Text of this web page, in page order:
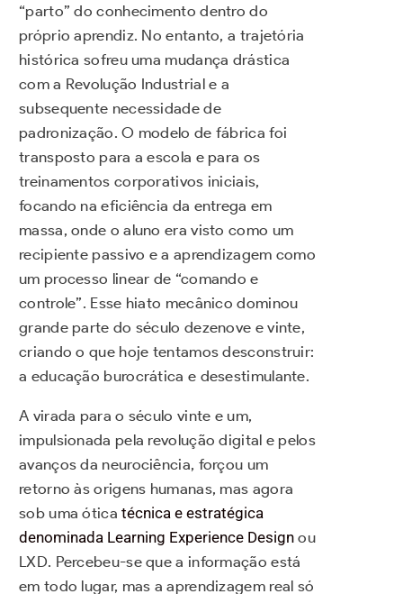
“parto” do conhecimento dentro do
próprio aprendiz. No entanto, a trajetória
histórica sofreu uma mudança drástica
com a Revolução Industrial e a
subsequente necessidade de
padronização. O modelo de fábrica foi
transposto para a escola e para os
treinamentos corporativos iniciais,
focando na eficiência da entrega em
massa, onde o aluno era visto como um
recipiente passivo e a aprendizagem como
um processo linear de “comando e
controle”. Esse hiato mecânico dominou
grande parte do século dezenove e vinte,
criando o que hoje tentamos desconstruir:
a educação burocrática e desestimulante.
A virada para o século vinte e um,
impulsionada pela revolução digital e pelos
avanços da neurociência, forçou um
retorno às origens humanas, mas agora
sob uma óticatécnica e estratégica
denominada Learning Experience Design ou
LXD. Percebeu-se que a informação está
em todo lugar, mas a aprendizagem real só